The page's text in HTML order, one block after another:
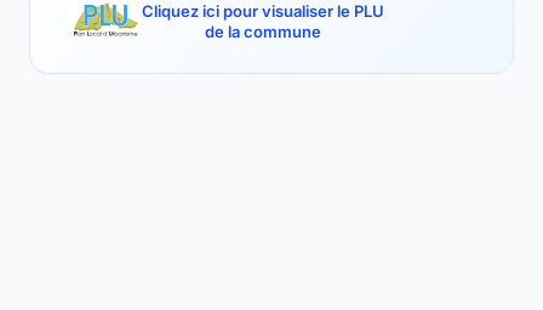
Cliquez ici pour visualiser le PLU
de la commune